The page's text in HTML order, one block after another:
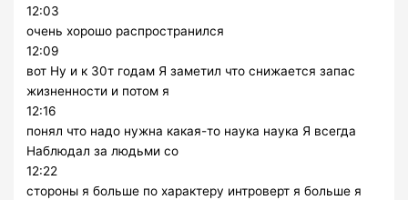
12:03
очень хорошо распространился
12:09
вот Ну и к 30т годам Я заметил что снижается запас
жизненности и потом я
12:16
понял что надо нужна какая-то наука наука Я всегда
Наблюдал за людьми со
12:22
стороны я больше по характеру интроверт я больше я